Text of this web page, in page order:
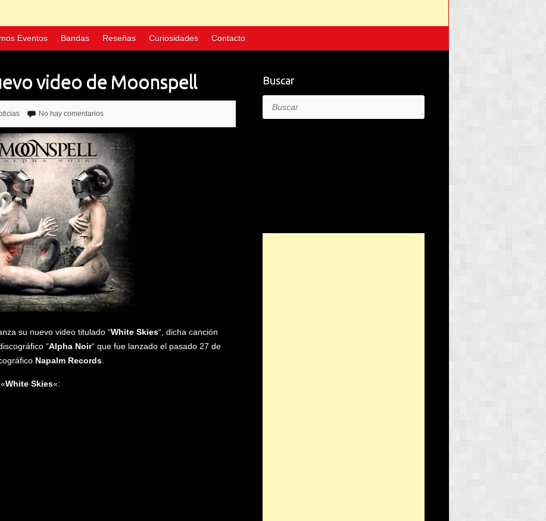
Eventos Bandas Reseñas Curiosidades Contacto
video de Moonspell
No hay comentarios
su nuevo video titulado “White Skies“, dicha canción
“Alpha Noir“ que fue lanzado el pasado 27 de
Napalm Records.
White Skies«:
Buscar
Buscar